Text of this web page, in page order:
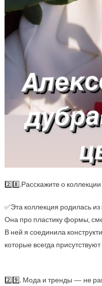
2️⃣8️⃣.Расскажите о
✅Эта коллекция родилась
Она про пластику формы,
В ней я соединила
которые всегда
2️⃣9️⃣. Мода и тренды — не